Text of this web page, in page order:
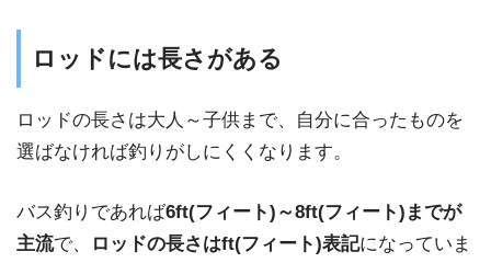
ロッドには長さがある
ロッドの長さは大人～子供まで、自分に合ったものを
選ばなければ釣りがしにくくなります。
バス釣りであれば6ft(フィート)～8ft(フィート)までが
主流で、 ロッドの長さはft(フィート)表記になっていま